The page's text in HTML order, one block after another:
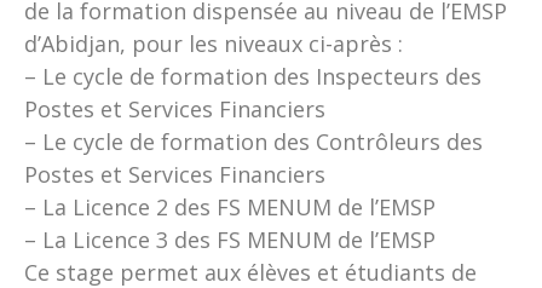
de la formation dispensée au niveau de l’EMSP
d’Abidjan, pour les niveaux ci-après :
– Le cycle de formation des Inspecteurs des
Postes et Services Financiers
– Le cycle de formation des Contrôleurs des
Postes et Services Financiers
– La Licence 2 des FS MENUM de l’EMSP
– La Licence 3 des FS MENUM de l’EMSP
Ce stage permet aux élèves et étudiants de